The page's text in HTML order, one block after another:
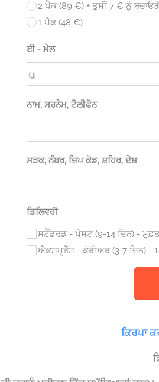
2 ਪੈਕ (89 €) + ਤੁਸੀਂ 7 € ਨੂੰ
1 ਪੈਕ (48 €)
ਈ - ਮੇਲ
ਨਾਮ, ਸਰਨੇਮ, ਟੈਲੀਫੋਨ
ਸੜਕ, ਨੰਬਰ, ਜ਼ਿਪ ਕੋਡ, ਸ਼ਹਿਰ, ਦੇਸ਼
ਡਿਲਿਵਰੀ
ਸਟੈਂਡਰਡ - ਪੋਸਟ (9-14 ਦਿਨ) -
ਐਕਸਪ੍ਰੈੱਸ - ਕੋਰੀਅਰ (3-7 ਦਿਨ) -
ਕਿਰਪਾ